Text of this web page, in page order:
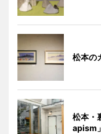
松本の
松本・
apism」